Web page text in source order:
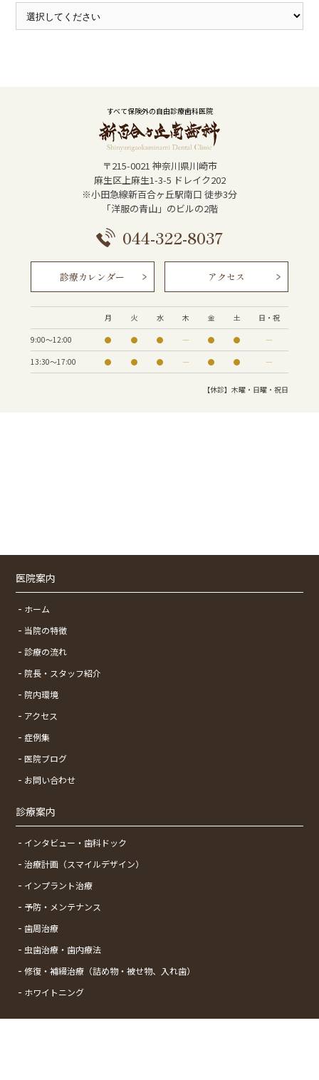
すべて保険外の自由診療歯科医院
〒215-0021 神奈川県川崎市
麻生区上麻生1-3-5 ドレイク202
※小田急線新百合ヶ丘駅南口 徒歩3分
「洋服の青山」のビルの2階
044-322-8037
診療カレンダー アクセス
月 火 水 木 金 土 日・祝
9:00〜12:00 ● ● ● ― ● ● ―
13:30～17:00 ● ● ● ― ● ● ―
【休診】木曜・日曜・祝日
医院案内
ホーム
当院の特徴
診療の流れ
院長・スタッフ紹介
院内環境
アクセス
症例集
医院ブログ
お問い合わせ
診療案内
インタビュー・歯科ドック
治療計画（スマイルデザイン）
インプラント治療
予防・メンテナンス
歯周治療
虫歯治療・歯内療法
修復・補綴治療（詰め物・被せ物、入れ歯）
ホワイトニング